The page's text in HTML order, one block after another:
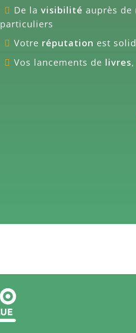
De lavisibilité auprès
particuliers
Votre réputation est
Vos lancements de livres,